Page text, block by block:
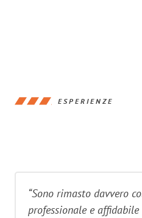
ESPERIENZE
“Sono rimasto davvero
professionale e